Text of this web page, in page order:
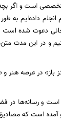
است و اگر
داده‌ایم به
دعوت شده
و در این مدت
باز» در عرصه هنر و
و رسانه‌ها در
رو آمده است که